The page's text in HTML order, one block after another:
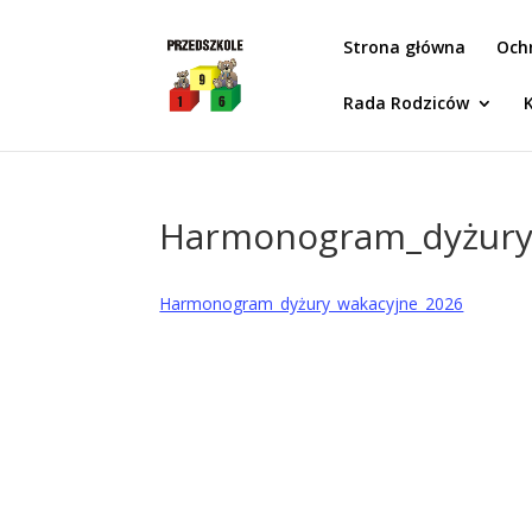
Strona główna
Rada Rodziców
Harmonogram_dyżury_wakacyjne_2026